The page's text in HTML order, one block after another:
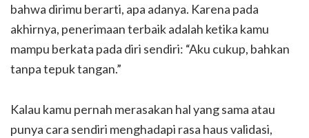
bahwa dirimu berarti, apa adanya. Karena pada
akhirnya, penerimaan terbaik adalah ketika kamu
mampu berkata pada diri sendiri: “Aku cukup, bahkan
tanpa tepuk tangan.”
Kalau kamu pernah merasakan hal yang sama atau
punya cara sendiri menghadapi rasa haus validasi,